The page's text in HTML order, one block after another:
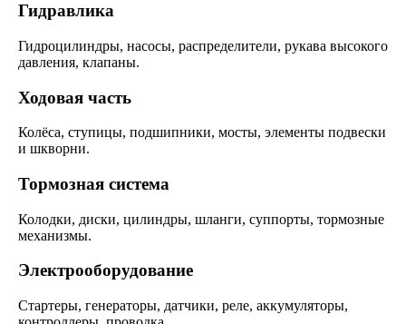
Гидравлика
Гидроцилиндры, насосы, распределители, рукава высокого
давления, клапаны.
Ходовая часть
Колёса, ступицы, подшипники, мосты, элементы подвески
и шкворни.
Тормозная система
Колодки, диски, цилиндры, шланги, суппорты, тормозные
механизмы.
Электрооборудование
Стартеры, генераторы, датчики, реле, аккумуляторы,